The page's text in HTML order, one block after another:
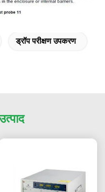
ड्रॉप परीक्षण उपकरण